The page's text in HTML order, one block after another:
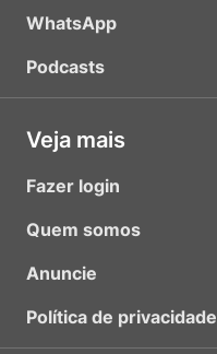
WhatsApp
Podcasts
Veja mais
Fazer login
Quem somos
Anuncie
Política de privacidade